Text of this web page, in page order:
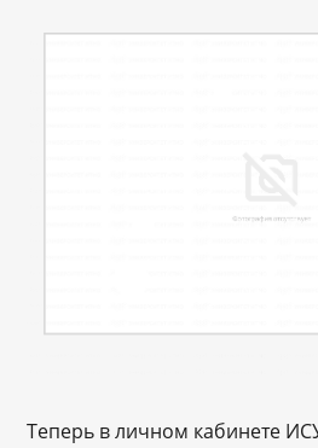
Теперь в личном кабинете